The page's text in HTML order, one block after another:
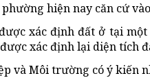
hiện nay căn cứ
xác định đất ở tại
xác định lại diện tích
và Môi trường có ý kiến